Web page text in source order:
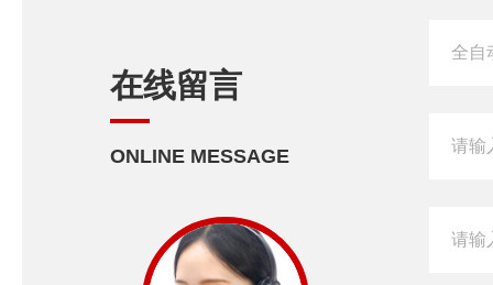
在线留言
ONLINE MESSAGE